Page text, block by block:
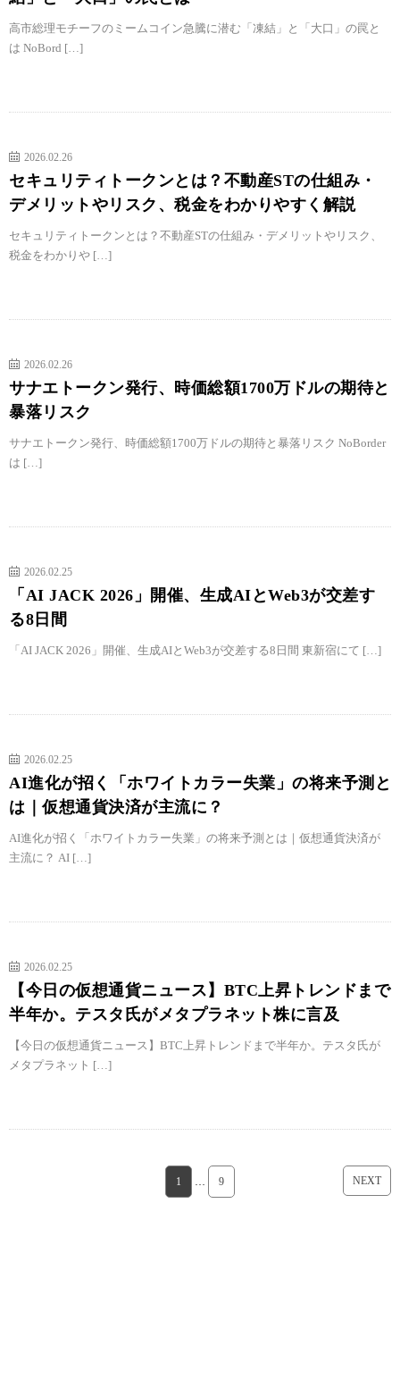
高市総理モチーフのミームコイン急騰に潜む「凍結」と「大口」の罠と
は NoBord […]
2026.02.26
セキュリティトークンとは？不動産STの仕組み・
デメリットやリスク、税金をわかりやすく解説
セキュリティトークンとは？不動産STの仕組み・デメリットやリスク、
税金をわかりや […]
2026.02.26
サナエトークン発行、時価総額1700万ドルの期待と
暴落リスク
サナエトークン発行、時価総額1700万ドルの期待と暴落リスク NoBorder
は […]
2026.02.25
「AI JACK 2026」開催、生成AIとWeb3が交差す
る8日間
「AI JACK 2026」開催、生成AIとWeb3が交差する8日間 東新宿にて […]
2026.02.25
AI進化が招く「ホワイトカラー失業」の将来予測と
は｜仮想通貨決済が主流に？
AI進化が招く「ホワイトカラー失業」の将来予測とは｜仮想通貨決済が
主流に？ AI […]
2026.02.25
【今日の仮想通貨ニュース】BTC上昇トレンドまで
半年か。テスタ氏がメタプラネット株に言及
【今日の仮想通貨ニュース】BTC上昇トレンドまで半年か。テスタ氏が
メタプラネット […]
1 … 9 NEXT